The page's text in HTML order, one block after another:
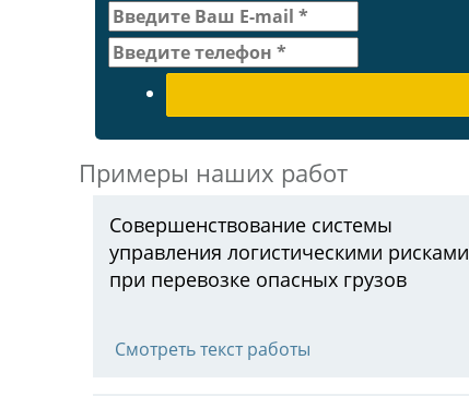
Примеры наших работ
Совершенствование системы
управления логистическими рисками
при перевозке опасных грузов
Смотреть текст работы